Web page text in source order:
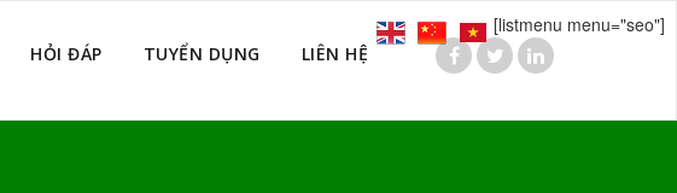
HỎI ĐÁP TUYỂN DỤNG LIÊN HỆ
[listmenu menu="seo"]